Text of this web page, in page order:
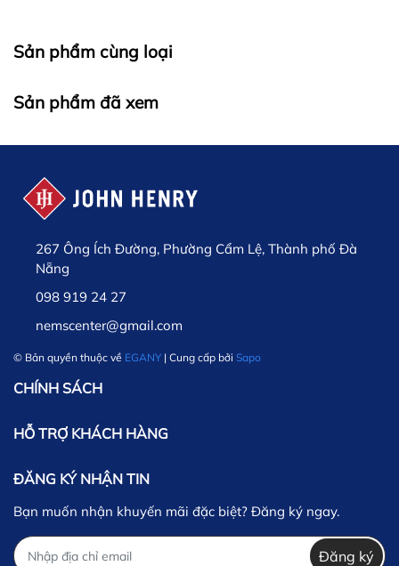
Sản phẩm cùng loại
Sản phẩm đã xem
267 Ông Ích Đường, Phường Cẩm Lệ, Thành phố Đà
Nẵng
098 919 24 27
nemscenter@gmail.com
© Bản quyền thuộc về EGANY | Cung cấp bởi Sapo
CHÍNH SÁCH
HỖ TRỢ KHÁCH HÀNG
ĐĂNG KÝ NHẬN TIN
Bạn muốn nhận khuyến mãi đặc biệt? Đăng ký ngay.
Đăng ký